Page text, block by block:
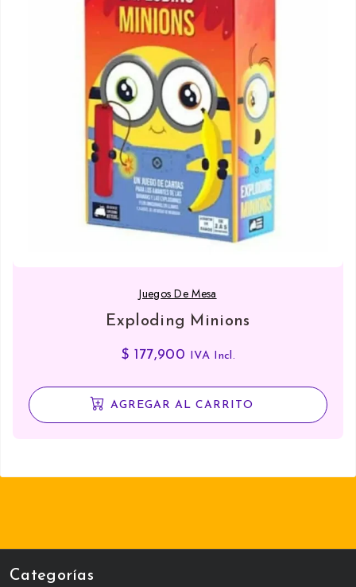
Juegos De Mesa
Exploding Minions
$ 177,900 IVA Incl.
AGREGAR AL CARRITO
Categorías